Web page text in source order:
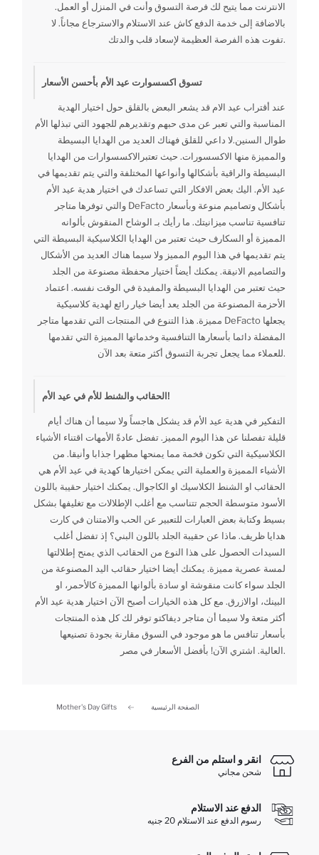
الانترنت مما يتيح لك فرصة التسوق وأنت في المنزل أو العمل.
بالاضافة إلى خدمة الدفع كاش عند الاستلام والاسترجاع مجاناً. لا
تفوت هذه الفرصة العظيمة لإسعاد قلب والدتك.
تسوق اكسسوارت عيد الأم بأحسن الأسعار
عند أقتراب عيد الام قد يشعر البعض بالقلق حول اختيار الهدية
المناسبة والتي تعبر عن مدى حبهم وتقديرهم للجهود التي تبذلها الأم
طوال السنين.لا داعي للقلق فهناك العديد من الهدايا البسيطة
والمميزة منها الاكسسورات. حيث تعتبرالاكسسوارات من الهدايا
البسيطة والراقية بأشكالها وأنواعها المختلفة والتي يتم تقديمها في
عيد الأم. اليك بعض الافكار التي تساعدك في اختيار هدية عيد الأم
والتي توفرها متاجر DeFacto بأشكال وتصاميم منوعة وبأسعار
تنافسية تناسب ميزانيتك. ما رأيك بـ الوشاح المنقوش بألوانه
المميزة أو السكارف حيث تعتبر من الهدايا الكلاسيكية البسيطة التي
يتم تقديمها في هذا اليوم المميز ولا سيما هناك العديد من الأشكال
والتصاميم الانيقة. يمكنك أيضاً اختيار محفظة مصنوعة من الجلد
حيث تعتبر من الهدايا البسيطة والمفيدة في الوقت نفسه. اعتماد
الأحزمة المصنوعة من الجلد يعد أيضا خيار رائع لهدية كلاسيكية
مميزة. هذا التنوع في المنتجات التي تقدمها متاجر DeFacto يجعلها
المفضلة دائما بأسعارها التنافسية وخدماتها المميزة التي تقدمها
للعملاء مما يجعل تجربة التسوق أكثر متعة بعد الآن.
الحقائب والشنط للأم في عيد الأم!
التفكير في هدية عيد الأم قد يشكل هاجساً ولا سيما أن هناك أيام
قليلة تفصلنا عن هذا اليوم المميز. تفضل عادةً الأمهات اقتناء الأشياء
الكلاسيكية التي تكون فخمة مما يمنحها مظهرا جذابا وأنيقا. من
الأشياء المميزة والعملية التي يمكن اختيارها كهدية في عيد الأم هي
الحقائب او الشنط الكلاسيك او الكاجوال. يمكنك اختيار حقيبة باللون
الأسود متوسطة الحجم تتناسب مع أغلب الإطلالات مع تغليفها بشكل
بسيط وكتابة بعض العبارات للتعبير عن الحب والامتنان في كارت
هدايا ظريف. ماذا عن حقيبة الجلد باللون البني؟ إذ تفضل أغلب
السيدات الحصول على هذا النوع من الحقائب الذي يمنح إطلالتها
لمسة عصرية مميزة. يمكنك أيضا اختيار حقائب اليد المصنوعة من
الجلد سواء كانت منقوشة او سادة بألوانها المميزة كالأحمر، او
البينك، اوالازرق. مع كل هذه الخيارات أصبح الآن اختيار هدية عيد الأم
أكثر متعة ولا سيما أن متاجر ديفاكتو توفر لك كل هذه المنتجات
بأسعار تنافس ما هو موجود في السوق مقارنة بجودة تصنيعها
العالية. اشتري الآن! بأفضل الأسعار في مصر.
الصفحة الرئيسية Mother's Day Gifts
انقر و استلم من الفرع
شحن مجاني
الدفع عند الاستلام
رسوم الدفع عند الاستلام 20 جنيه